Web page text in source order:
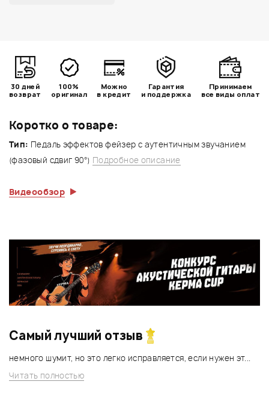
Коротко о товаре:
Тип: Педаль эффектов фейзер с аутентичным звучанием
(фазовый сдвиг 90°) Подробное описание
Видеообзор
30 дней
возврат
100%
оригинал
Можно
в кредит
Гарантия
и поддержка
Принимаем
все виды оплат
Самый лучший отзыв
немного шумит, но это легко исправляется, если нужен эт...
Читать полностью